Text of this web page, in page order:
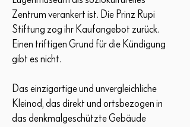
Zentrum verankert ist. Die Prinz Rupi
Stiftung zog ihr Kaufangebot zurück.
Einen triftigen Grund für die Kündigung
gibt es nicht.
Das einzigartige und unvergleichliche
Kleinod, das direkt und ortsbezogen in
das denkmalgeschützte Gebäude